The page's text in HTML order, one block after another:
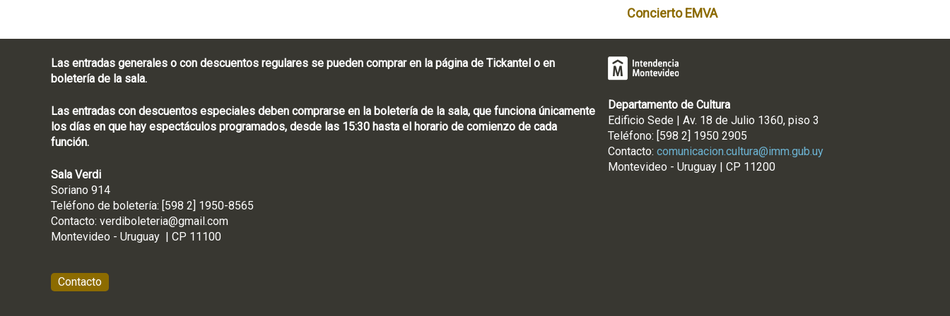
Concierto EMVA
Las entradas generales o con descuentos regulares se pueden comprar en la página de Tickantel o en
boletería de la sala.
Las entradas con descuentos especiales deben comprarse en la boletería de la sala, que funciona únicamente
los días en que hay espectáculos programados, desde las 15:30 hasta el horario de comienzo de cada
función.
Sala Verdi
Soriano 914
Teléfono de boletería: [598 2] 1950-8565
Contacto: verdiboleteria@gmail.com
Montevideo - Uruguay | CP 11100
Contacto
Departamento de Cultura
Edificio Sede | Av. 18 de Julio 1360, piso 3
Teléfono: [598 2] 1950 2905
Contacto: comunicacion.cultura@imm.gub.uy
Montevideo - Uruguay | CP 11200